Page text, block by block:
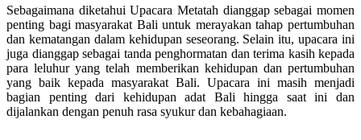
Sebagaimana diketahui Upacara Metatah dianggap sebagai momen
penting bagi masyarakat Bali untuk merayakan tahap pertumbuhan
dan kematangan dalam kehidupan seseorang. Selain itu, upacara ini
juga dianggap sebagai tanda penghormatan dan terima kasih kepada
para leluhur yang telah memberikan kehidupan dan pertumbuhan
yang baik kepada masyarakat Bali. Upacara ini masih menjadi
bagian penting dari kehidupan adat Bali hingga saat ini dan
dijalankan dengan penuh rasa syukur dan kebahagiaan.